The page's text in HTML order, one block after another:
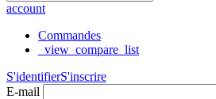
account
Commandes
_view_compare_list
S'identifierS'inscrire
E-mail